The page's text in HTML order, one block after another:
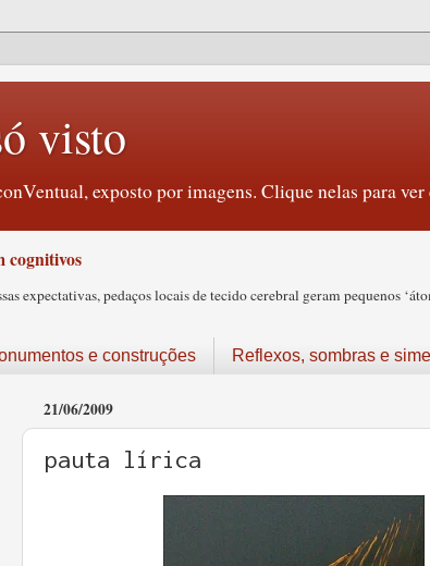
visto
exposto por imagens. Clique nelas para
cognitivos
expectativas, pedaços locais de tecido cerebral geram pequenos
e construções Reflexos, sombras e
21/06/2009
pauta lírica